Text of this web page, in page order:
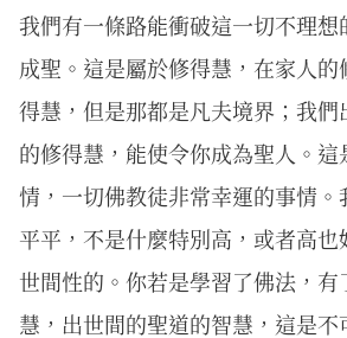
我們有一條路能衝破這一切不理
成聖。這是屬於修得慧，在家人
得慧，但是那都是凡夫境界；我
的修得慧，能使令你成為聖人。
情，一切佛教徒非常幸運的事情
平平，不是什麼特別高，或者高
世間性的。你若是學習了佛法，
慧，出世間的聖道的智慧，這是